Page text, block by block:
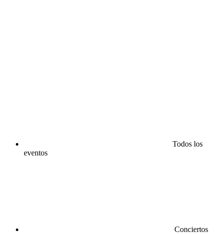
Todos los
eventos
Conciertos